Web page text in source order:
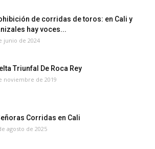
de corridas de toros: en Cali y
hay voces...
junio de 2024
Triunfal De Roca Rey
noviembre de 2019
Corridas en Cali
agosto de 2025